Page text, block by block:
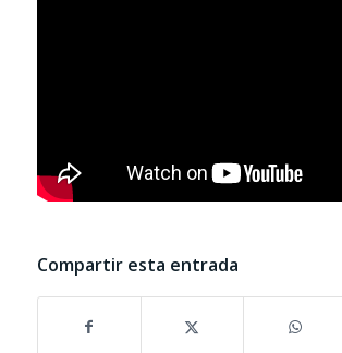
Compartir esta entrada